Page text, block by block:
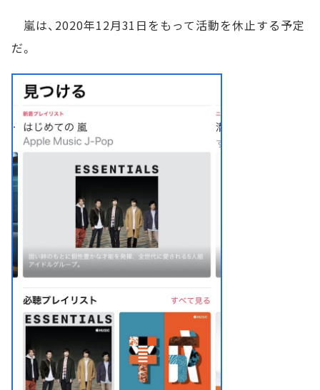
嵐は、2020年12月31日をもって活動を休止する予定
だ。